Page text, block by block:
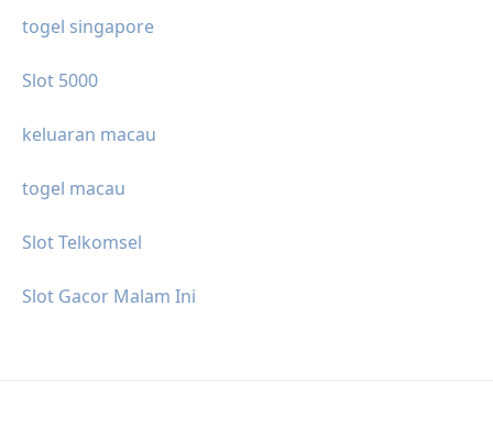
togel singapore
Slot 5000
keluaran macau
togel macau
Slot Telkomsel
Slot Gacor Malam Ini